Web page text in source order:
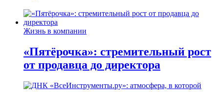
Жизнь в компании
«Пятёрочка»: стремительный рост
от продавца до директора